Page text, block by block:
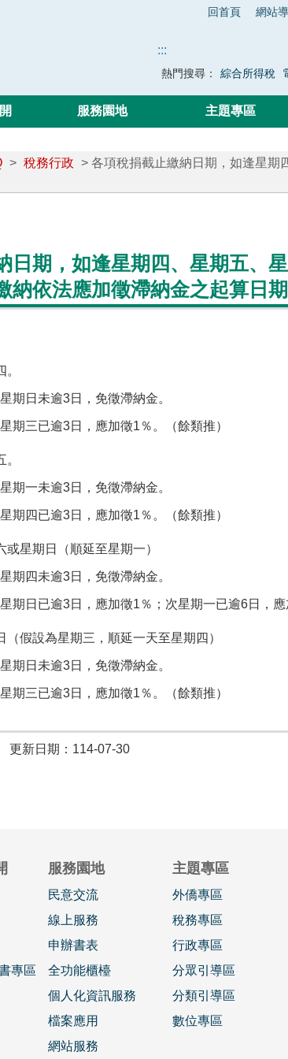
回首頁 網站
:::
熱門搜尋： 綜合所得稅
服務園地 主題專區
> 稅務行政 > 各項稅捐截止繳納日期，如逢星期
日期，如逢星期四、星期五、
納依法應加徵滯納金之起算日
日未逾3日，免徵滯納金。
三已逾3日，應加徵1％。（餘類推）
一未逾3日，免徵滯納金。
四已逾3日，應加徵1％。（餘類推）
星期日（順延至星期一）
四未逾3日，免徵滯納金。
日已逾3日，應加徵1％；次星期一已逾6日，應
假設為星期三，順延一天至星期四）
日未逾3日，免徵滯納金。
三已逾3日，應加徵1％。（餘類推）
更新日期：114-07-30
專區
服務園地
民意交流
線上服務
申辦書表
全功能櫃檯
個人化資訊服務
檔案應用
網站服務
主題專區
外僑專區
稅務專區
行政專區
分眾引導區
分類引導區
數位專區